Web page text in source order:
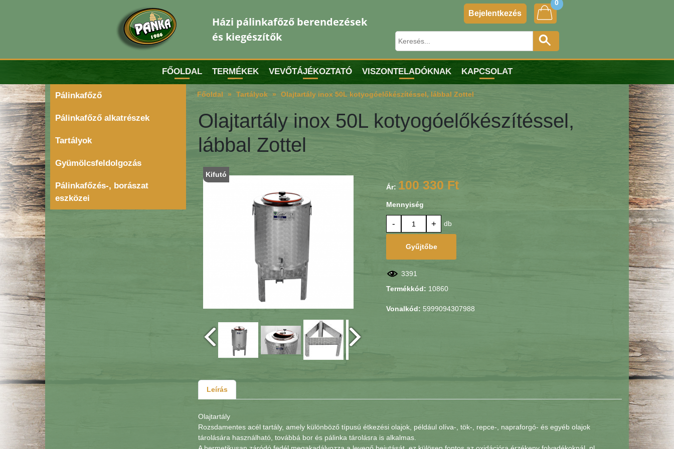
Házi pálinkafőző berendezések
és kiegészítők
Bejelentkezés
0
FŐOLDAL TERMÉKEK VEVŐTÁJÉKOZTATÓ VISZONTELADÓKNAK KAPCSOLAT
Pálinkafőző
Pálinkafőző alkatrészek
Tartályok
Gyümölcsfeldolgozás
Pálinkafőzés-, borászat
eszközei
Főoldal Tartályok Olajtartály inox 50L kotyogóelőkészítéssel, lábbal Zottel
Olajtartály inox 50L kotyogóelőkészítéssel,
lábbal Zottel
Kifutó
Ár: 100 330 Ft
Mennyiség
- + db
Gyűjtőbe
3391
Termékkód: 10860
Vonalkód: 5999094307988
Leírás
Olajtartály
Rozsdamentes acél tartály, amely különböző típusú étkezési olajok, például olíva-, tök-, repce-, napraforgó- és egyéb olajok
tárolására használható, továbbá bor és pálinka tárolásra is alkalmas.